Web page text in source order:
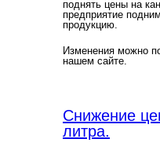
поднять цены на
предприятие
продукцию.
Изменения можно
нашем сайте.
Снижение
литра.